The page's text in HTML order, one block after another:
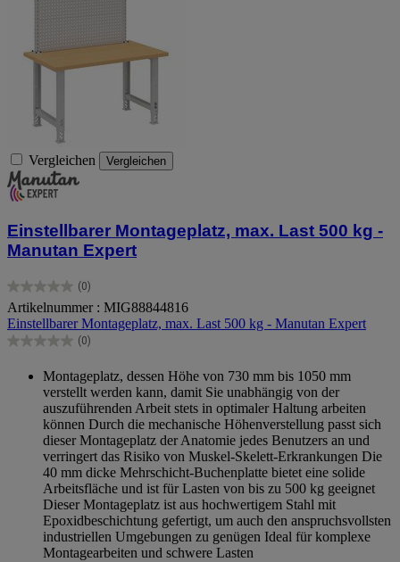
Vergleichen Vergleichen
Einstellbarer Montageplatz, max. Last 500 kg -
Manutan Expert
(0)
0.0
von
5
Sternen.
Artikelnummer : MIG88844816
Einstellbarer Montageplatz, max. Last 500 kg - Manutan Expert
(0)
0.0
Sternen.
Montageplatz, dessen Höhe von 730 mm bis 1050 mm
verstellt werden kann, damit Sie unabhängig von der
auszuführenden Arbeit stets in optimaler Haltung arbeiten
können Durch die mechanische Höhenverstellung passt sich
dieser Montageplatz der Anatomie jedes Benutzers an und
verringert das Risiko von Muskel-Skelett-Erkrankungen Die
40 mm dicke Mehrschicht-Buchenplatte bietet eine solide
Arbeitsfläche und ist für Lasten von bis zu 500 kg geeignet
Dieser Montageplatz ist aus hochwertigem Stahl mit
Epoxidbeschichtung gefertigt, um auch den anspruchsvollsten
industriellen Umgebungen zu genügen Ideal für komplexe
Montagearbeiten und schwere Lasten